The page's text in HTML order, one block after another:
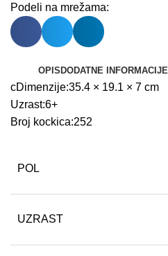
Podeli na mrežama:
OPIS DODATNE INFORMACIJE
cDimenzije:35.4 × 19.1 × 7 cm
Uzrast:6+
Broj kockica:252
POL
UZRAST